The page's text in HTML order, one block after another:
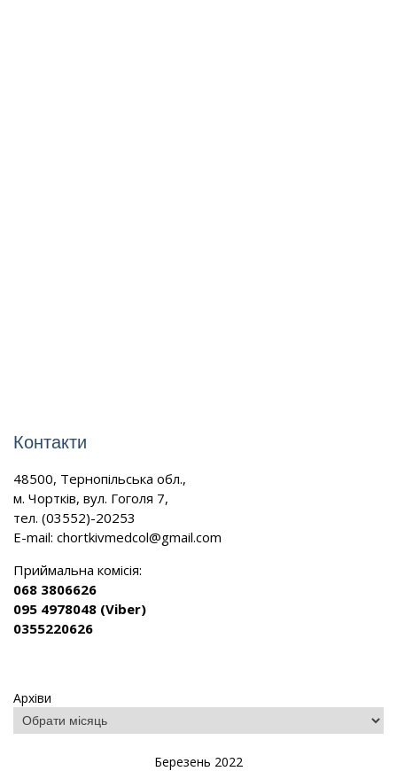
Контакти
48500, Тернопільська обл.,
м. Чортків, вул. Гоголя 7,
тел. (03552)-20253
E-mail: chortkivmedcol@gmail.com
Приймальна комісія:
068 3806626
095 4978048 (Viber)
0355220626
Архіви
Березень 2022